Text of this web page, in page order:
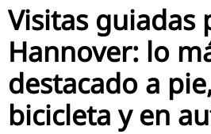
Visitas guiadas
Hannover: lo
destacado a
bicicleta y en